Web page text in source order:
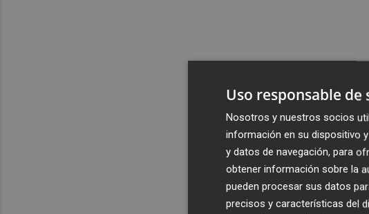
Uso responsable de
Nosotros y nuestros socios
información en su dispositivo
y datos de navegación, para
obtener información sobre la
pueden procesar sus datos
precisos y características del